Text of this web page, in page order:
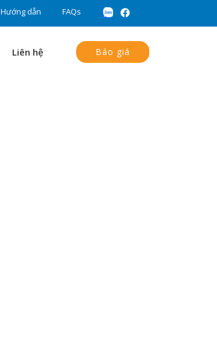
Hướng dẫn FAQs
Liên hệ Báo giá